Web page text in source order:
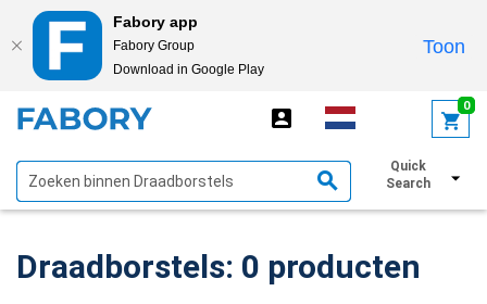
Fabory app
Fabory Group
Download in Google Play
Toon
0
Quick
Search
Toon filters
Draadborstels: 0 producten